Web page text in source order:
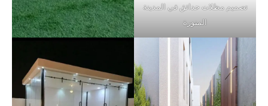
تصميم مظلات حدائق في المدينة
المنورة